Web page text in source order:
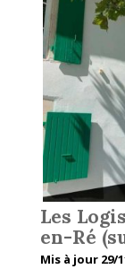
Les
en-Ré
Mis à jour 29/